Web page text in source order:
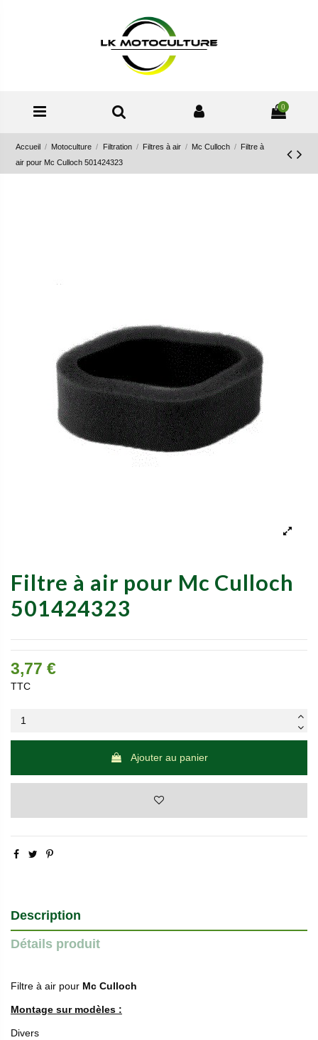
0
Accueil Motoculture Filtration Filtres à air Mc Culloch
Filtre à
air pour Mc Culloch 501424323
Filtre à air pour Mc Culloch
501424323
3,77 €
TTC
Ajouter au panier
Description
Détails produit
Filtre à air pour Mc Culloch
Montage sur modèles :
Divers